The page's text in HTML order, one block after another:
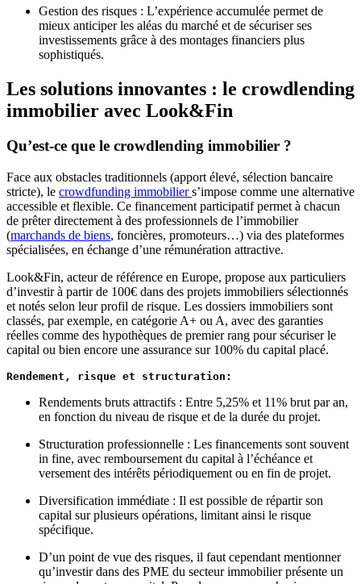
Gestion des risques : L’expérience accumulée permet de
mieux anticiper les aléas du marché et de sécuriser ses
investissements grâce à des montages financiers plus
sophistiqués.
Les solutions innovantes : le crowdlending
immobilier avec Look&Fin
Qu’est-ce que le crowdlending immobilier ?
Face aux obstacles traditionnels (apport élevé, sélection bancaire
stricte), le crowdfunding immobiliers’impose comme une alternative
accessible et flexible. Ce financement participatif permet à chacun
de prêter directement à des professionnels de l’immobilier
(marchands de biens, foncières, promoteurs…) via des plateformes
spécialisées, en échange d’une rémunération attractive.
Look&Fin, acteur de référence en Europe, propose aux particuliers
d’investir à partir de 100€ dans des projets immobiliers sélectionnés
et notés selon leur profil de risque. Les dossiers immobiliers sont
classés, par exemple, en catégorie A+ ou A, avec des garanties
réelles comme des hypothèques de premier rang pour sécuriser le
capital ou bien encore une assurance sur 100% du capital placé.
Rendement, risque et structuration:
Rendements bruts attractifs : Entre 5,25% et 11% brut par an,
en fonction du niveau de risque et de la durée du projet.
Structuration professionnelle : Les financements sont souvent
in fine, avec remboursement du capital à l’échéance et
versement des intérêts périodiquement ou en fin de projet.
Diversification immédiate : Il est possible de répartir son
capital sur plusieurs opérations, limitant ainsi le risque
spécifique.
D’un point de vue des risques, il faut cependant mentionner
qu’investir dans des PME du secteur immobilier présente un